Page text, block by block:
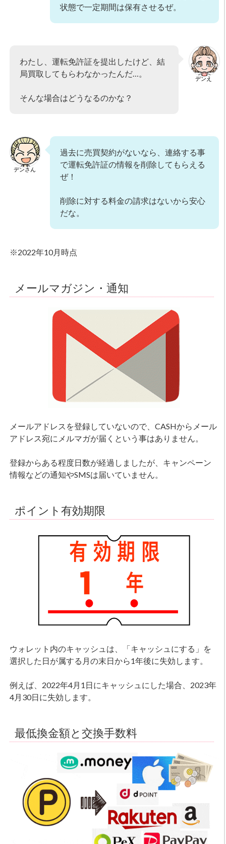
状態で一定期間は保有させるぜ。
デンえ
わたし、運転免許証を提出したけど、結
局買取してもらわなかったんだ…。
そんな場合はどうなるのかな？
デンさん
過去に売買契約がないなら、連絡する事
で運転免許証の情報を削除してもらえる
ぜ！
削除に対する料金の請求はないから安心
だな。
※2022年10月時点
メールマガジン・通知
メールアドレスを登録していないので、CASHからメール
アドレス宛にメルマガが届くという事はありません。
登録からある程度日数が経過しましたが、キャンペーン
情報などの通知やSMSは届いていません。
ポイント有効期限
ウォレット内のキャッシュは、「キャッシュにする」を
選択した日が属する月の末日から1年後に失効します。
例えば、2022年4月1日にキャッシュにした場合、2023年
4月30日に失効します。
最低換金額と交換手数料